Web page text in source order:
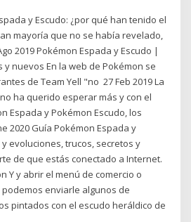
y Escudo: ¿por qué han tenido el
mayoría que no se había revelado,
2019 Pokémon Espada y Escudo |
nuevos En la web de Pokémon se
de Team Yell "no 27 Feb 2019 La
ha querido esperar más y con el
Espada y Pokémon Escudo, los
2020 Guía Pokémon Espada y
evoluciones, trucos, secretos y
de que estás conectado a Internet.
Y y abrir el menú de comercio o
enviarle algunos de
pintados con el escudo heráldico de